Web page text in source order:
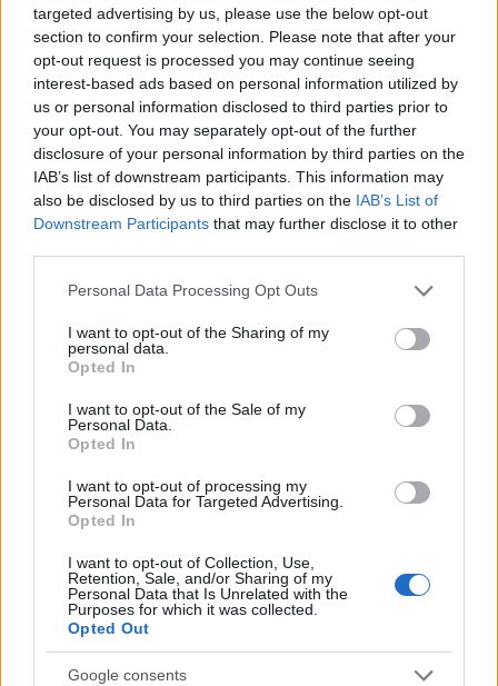
targeted advertising by us, please use the below opt-out
section to confirm your selection. Please note that after your
opt-out request is processed you may continue seeing
interest-based ads based on personal information utilized by
us or personal information disclosed to third parties prior to
your opt-out. You may separately opt-out of the further
disclosure of your personal information by third parties on the
IAB’s list of downstream participants. This information may
also be disclosed by us to third parties on the IAB’s List of
Downstream Participants that may further disclose it to other
Please note that this website/app uses one or more Google
not limited to your visit or usage behaviour. You may click to
grant or deny consent to Google and its third-party tags to
use your data for below specified purposes in below Google
consent section.
Personal Data Processing Opt Outs
I want to opt-out of the Sharing of my
personal data.
Opted In
I want to opt-out of the Sale of my
Personal Data.
Opted In
I want to opt-out of processing my
Personal Data for Targeted Advertising.
Opted In
I want to opt-out of Collection, Use,
Retention, Sale, and/or Sharing of my
Personal Data that Is Unrelated with the
Purposes for which it was collected.
Opted Out
Google consents
ΤΟΜΕΑΣ ΥΓΕΙΑΣ
ΣΥΜΒΟΛΑΙΟΓΡΑΦΩΝ ( ΤΑΣ)
Άμεσα -Έμμεσα μέλη
ποσό:2.839,05€
Τομέας Υγείας Ιδιοκτητών,
Συντακτών και Υπαλλήλων
Τύπου (ΤΑΙΣΥΤ ), Τομέας Υγείας
Εφημεριδοπωλών και
Υπαλλήλων Πρακτορείων
Αθηνών ( ΤΣΕΥΠ), Τομέας Υγείας
Τεχνικών Τύπου Αθηνών
(ΤΑΤΤΑ), Περιφερειακό Τμήμα
Ασφάλισης Παροχών
Άμεσα Ασφαλισμένοι
και Συνταξιούχοι ποσό:
4.608,00€ - Έμμεσα
ασφαλισμένοι ποσό:
2.773,40€
ΤΑΠ-ΟΤΕ
Άμεσα Ασφαλισμένοι
1.742,40€
- Έμμεσα
μέλη ποσό
871,20€
Τομέας Ασθένειας Προσωπικού
(ΤΑΠ-ΔΕΗ
και Συνταξιούχοι
γήρατος ή αναπηρίας
και Έμμεσα μέλη ποσό
1.482,00€
Τραπεζών Πίστεως, Γενικής και
Αμέρικαν Εξπρές (ΤΑΑΠΤΠΓΑΕ)
Συνταξιούχοι και
Έμμεσα μέλη ποσό:
2.900,00€
Τομέας Ασθένειας Προσωπικού
Ασφαλιστικής Εταιρείας
ΕΘΝΙΚΗ» (ΤΑΠΑΕ ΕΘΝΙΚΗ
Συνταξιούχοι ποσό